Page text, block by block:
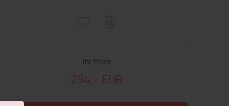
Ihr Preis
254,– EUR